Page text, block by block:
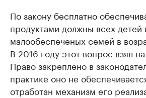
По закону бесплатно
продуктами должны всех детей
малообеспеченых семей в
В 2016 году этот вопрос взял
Право закреплено в
практике оно не
отработан механизм его